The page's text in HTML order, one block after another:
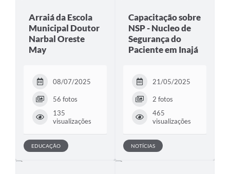
Arraiá da Escola
Municipal Doutor
Narbal Oreste
May
08/07/2025
56 fotos
135
visualizações
EDUCAÇÃO
Capacitação sobre
NSP - Nucleo de
Segurança do
Paciente em Inajá
21/05/2025
2 fotos
465
visualizações
NOTÍCIAS